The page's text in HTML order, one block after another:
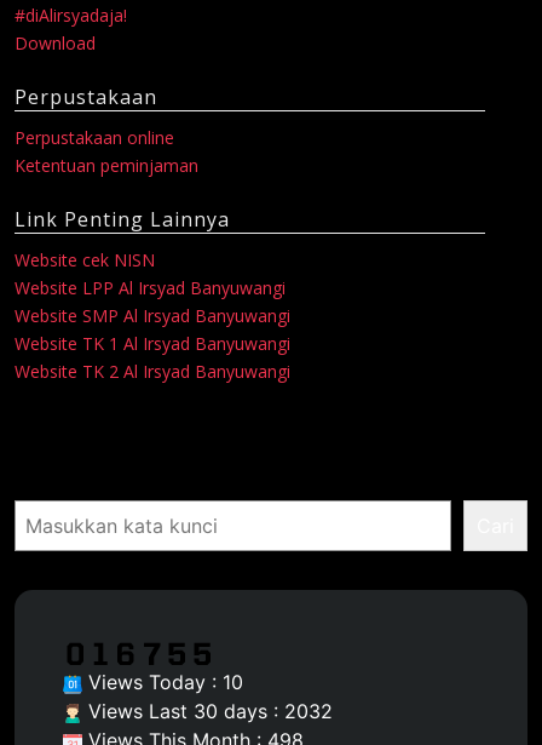
#diAlirsyadaja!
Download
Perpustakaan
Perpustakaan online
Ketentuan peminjaman
Link Penting Lainnya
Website cek NISN
Website LPP Al Irsyad Banyuwangi
Website SMP Al Irsyad Banyuwangi
Website TK 1 Al Irsyad Banyuwangi
Website TK 2 Al Irsyad Banyuwangi
Views Today : 10
Views Last 30 days : 2032
Views This Month : 498